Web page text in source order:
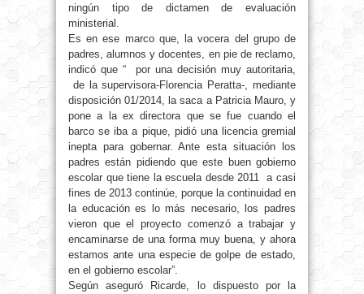
ningún tipo de dictamen de evaluación
ministerial.
Es en ese marco que, la vocera del grupo de
padres, alumnos y docentes, en pie de reclamo,
indicó que “
por una decisión muy autoritaria,
de la supervisora-Florencia Peratta-, mediante
disposición 01/2014, la saca a Patricia Mauro, y
pone a la ex directora que se fue cuando el
barco se iba a pique, pidió una licencia gremial
inepta para gobernar. Ante esta situación los
padres están pidiendo que este buen gobierno
escolar que tiene la escuela desde 2011 a casi
fines de 2013 continúe, porque la continuidad en
la educación es lo más necesario, los padres
vieron que el proyecto comenzó a trabajar y
encaminarse de una forma muy buena, y ahora
estamos ante una especie de golpe de estado,
en el gobierno escolar”.
Según aseguró Ricarde, lo dispuesto por la